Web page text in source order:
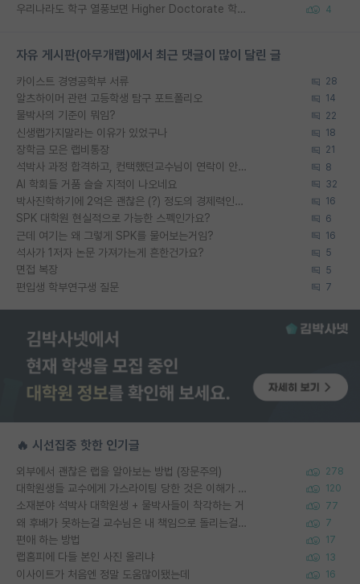
우리나라도 학구 열풍보면 Higher Doctorate 학위가 필요하다고 봅니다. 4
자유 게시판(아무개랩)에서 최근 댓글이 많이 달린 글
카이스트 경영공학부 서류 28
알츠하이머 관련 고등학생 탐구 포트폴리오 14
물박사의 기준이 뭐임? 22
신생랩가지말라는 이유가 있었구나 18
장학금 모은 랩비통장 21
석박사 과정 합격하고, 컨택했던교수님이 연락이 안됩니다... 8
AI 학회들 거품 슬슬 지적이 나오네요 32
박사진학하기에 2억은 괜찮은 (?) 정도의 경제력인가요 16
SPK 대학원 현실적으로 가능한 스펙인가요? 6
근데 여기는 왜 그렇게 SPK를 물어보는거임? 16
석사가 1저자 논문 가져가는게 흔한건가요? 5
면접 복장 5
편입생 학부연구생 질문 7
🔥 시선집중 핫한 인기글
외부에서 괜찮은 랩을 알아보는 방법 (장문주의) 278
대학원생들 교수에게 가스라이팅 당한 것은 이해가 갑니다. 안타깝네요. 120
소재분야 석박사 대학원생 + 물박사들이 착각하는 거 77
왜 후배가 못하는걸 교수님은 내 책임으로 돌리는걸까요? 7
편애 하는 방법 17
랩홈피에 다들 본인 사진 올리냐 13
이사이트가 처음엔 정말 도움많이됐는데 16